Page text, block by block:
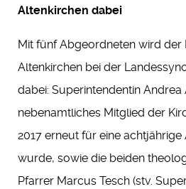
Altenkirchen dabei
Mit fünf Abgeordneten wird der
Altenkirchen bei der
dabei: Superintendentin
nebenamtliches Mitglied der
2017 erneut für eine
wurde, sowie die beiden
Pfarrer Marcus Tesch (stv.